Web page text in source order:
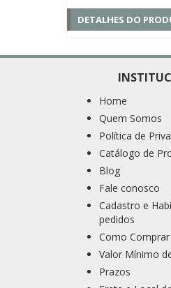
DETALHES DO
Home
Quem Somos
Política de
Catálogo de
Blog
Fale conosco
Cadastro e
pedidos
Como Comprar
Valor Mínimo
Prazos